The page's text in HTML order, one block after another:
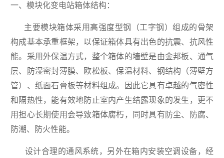
一、模块化变电站箱体结构：
主要模块箱体采用高强度型钢（工字钢）组成的骨架
构成基本承重框架，以保证箱体具有出色的抗震、抗风性
能。采用外保温方式，整个箱体的墙壁是由金邦板、通气
层、防湿密封薄膜、欧松板、保温材料、钢结构（薄壁方
管）、纸面石膏板等材料组成。因此它具有卓越的气密性
和隔热性，能有效地防止室内产生结露现象的发生，更不
用担心长期使用会导致箱体腐朽，同时具有防尘、防腐、
防潮、防火性能。
设计合理的通风系统，另外在箱内安装空调设备，经